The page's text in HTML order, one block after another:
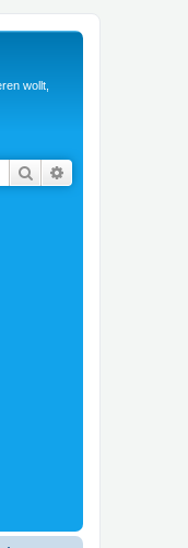
wollt,
Suche